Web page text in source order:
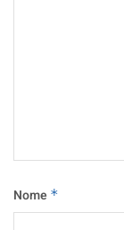
Nome *